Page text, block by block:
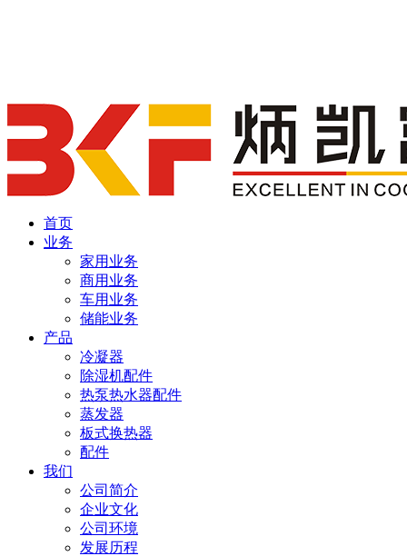
首页
业务
家用业务
商用业务
车用业务
储能业务
产品
冷凝器
除湿机配件
热泵热水器配件
蒸发器
板式换热器
配件
我们
公司简介
企业文化
公司环境
发展历程